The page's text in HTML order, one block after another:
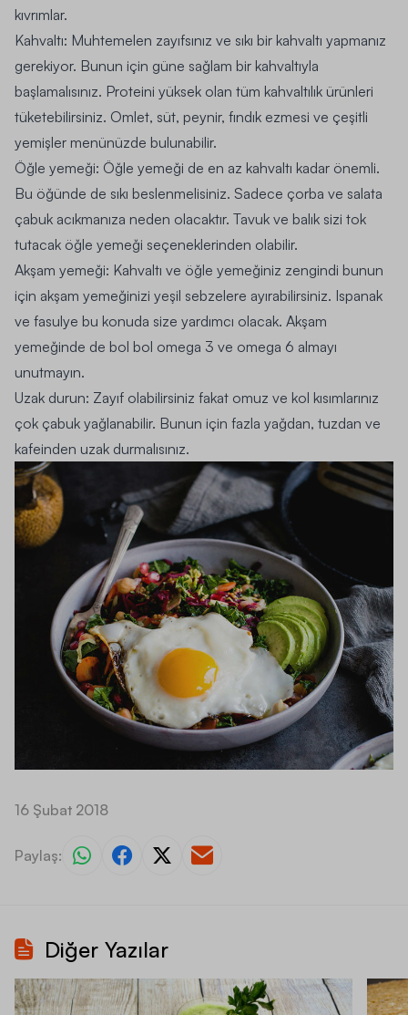
kıvrımlar.
Kahvaltı: Muhtemelen zayıfsınız ve sıkı bir kahvaltı yapmanız
gerekiyor. Bunun için güne sağlam bir kahvaltıyla
başlamalısınız. Proteini yüksek olan tüm kahvaltılık ürünleri
tüketebilirsiniz. Omlet, süt, peynir, fındık ezmesi ve çeşitli
yemişler menünüzde bulunabilir.
Öğle yemeği: Öğle yemeği de en az kahvaltı kadar önemli.
Bu öğünde de sıkı beslenmelisiniz. Sadece çorba ve salata
çabuk acıkmanıza neden olacaktır. Tavuk ve balık sizi tok
tutacak öğle yemeği seçeneklerinden olabilir.
Akşam yemeği: Kahvaltı ve öğle yemeğiniz zengindi bunun
için akşam yemeğinizi yeşil sebzelere ayırabilirsiniz. Ispanak
ve fasulye bu konuda size yardımcı olacak. Akşam
yemeğinde de bol bol omega 3 ve omega 6 almayı
unutmayın.
Uzak durun: Zayıf olabilirsiniz fakat omuz ve kol kısımlarınız
çok çabuk yağlanabilir. Bunun için fazla yağdan, tuzdan ve
kafeinden uzak durmalısınız.
16 Şubat 2018
Paylaş:
Diğer Yazılar